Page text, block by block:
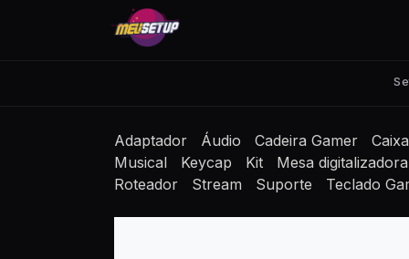
Adaptador Áudio Cadeira Gamer
Musical
Keycap Kit
Mesa digitalizadora
Roteador
Stream Suporte Teclado